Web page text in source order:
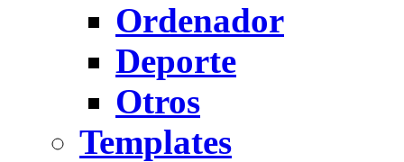
Ordenador
Deporte
Otros
Templates